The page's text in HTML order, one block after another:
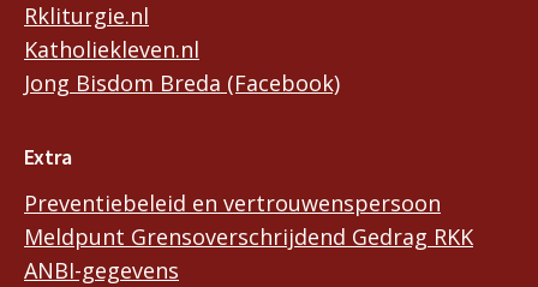
Rkliturgie.nl
Katholiekleven.nl
Jong Bisdom Breda (Facebook)
Extra
Preventiebeleid en vertrouwenspersoon
Meldpunt Grensoverschrijdend Gedrag RKK
ANBI-gegevens